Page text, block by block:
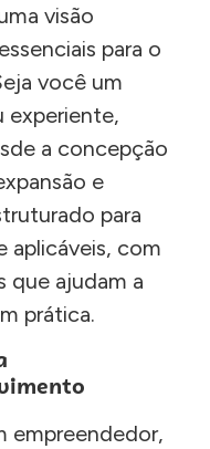
visão
para o
você um
experiente,
a concepção
e
para
aplicáveis, com
que ajudam a
prática.
empreendedor,